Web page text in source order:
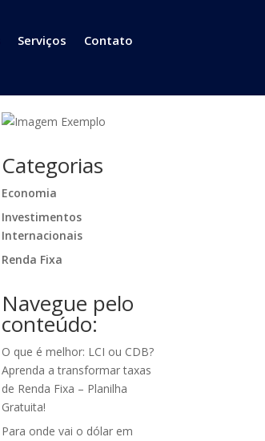
Serviços Contato
Categorias
Economia
Investimentos
Internacionais
Renda Fixa
Navegue pelo
conteúdo:
O que é melhor: LCI ou CDB?
Aprenda a transformar taxas
de Renda Fixa – Planilha
Gratuita!
Para onde vai o dólar em